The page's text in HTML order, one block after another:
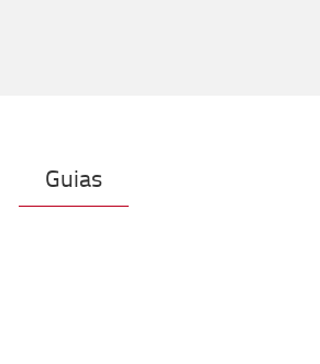
Guias